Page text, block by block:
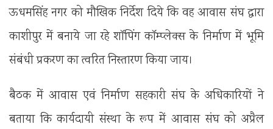
ऊधमसिंह नगर को मौखिक निर्देश दिये कि वह आवास संघ द्वारा
काशीपुर में बनाये जा रहे शॉपिंग कॉम्प्लेक्स के निर्माण में भूमि
संबंधी प्रकरण का त्वरित निस्तारण किया जाय।
बैठक में आवास एवं निर्माण सहकारी संघ के अधिकारियों ने
बताया कि कार्यदायी संस्था के रूप में आवास संघ को अप्रैल